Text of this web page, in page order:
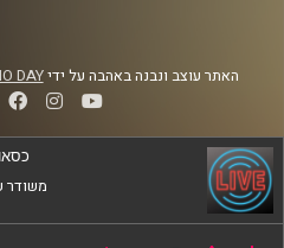
האתר עוצב ונבנה באהבה על ידיDAY
משודר